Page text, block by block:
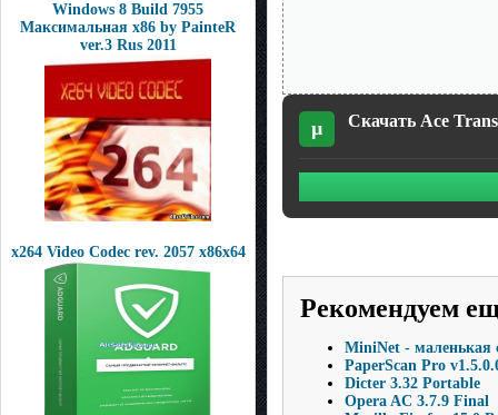
Windows 8 Build 7955
Максимальная x86 by PainteR
ver.3 Rus 2011
x264 Video Codec rev. 2057 x86x64
µ Скачать Ace
Рекомендуем
MiniNet - маленькая
PaperScan Pro
Dicter 3.32 Portable
Opera AC 3.7.9 Final